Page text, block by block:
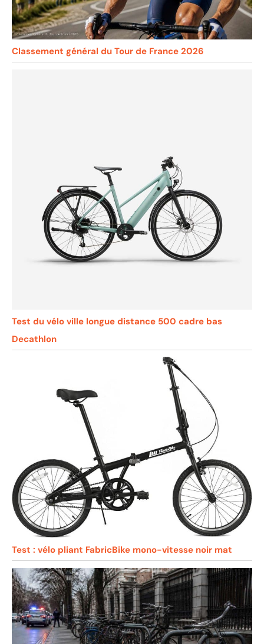
Classement général du Tour de France 2026
Test du vélo ville longue distance 500 cadre bas
Decathlon
Test : vélo pliant FabricBike mono-vitesse noir mat